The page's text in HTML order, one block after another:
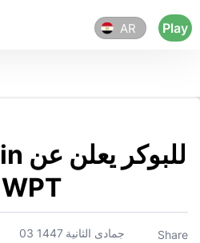
AR Play
شراكة عالمية WPT
03 جمادى الثانية 1447 Share